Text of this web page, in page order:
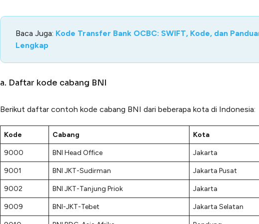
Baca Juga: Kode Transfer Bank OCBC: SWIFT, Kode, dan
Lengkap
a. Daftar kode cabang BNI
Berikut daftar contoh kode cabang BNI dari beberapa kota di Indonesia:
Kode Cabang Kota
9000 BNI Head Office Jakarta
9001 BNI JKT-Sudirman Jakarta Pusat
9002 BNI JKT-Tanjung Priok Jakarta
9009 BNI-JKT-Tebet Jakarta Selatan